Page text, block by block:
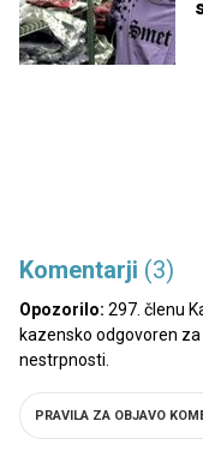
Komentarji (3)
Opozorilo: 297. členu
kazensko odgovoren
nestrpnosti.
PRAVILA ZA OBJAVO